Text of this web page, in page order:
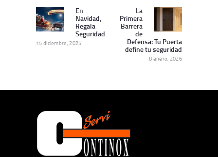
de
entradas
Publicación
Anterior:
En
Navidad,
Regala
Seguridad
15 diciembre, 2025
Siguiente
publicación:
La
Primera
Barrera
de
Defensa: Tu Puerta
define tu seguridad
8 enero, 2026